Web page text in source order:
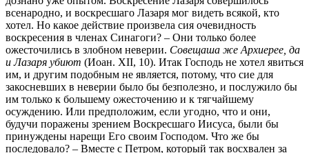
всенародно, и воскресшаго Лазаря мог видеть всякой, кто
хотел. Но какое действие произвела сия очевидность
воскресения в членах Синагоги? – Они только более
ожесточились в злобном неверии. Совещаша же Архиерее, да
и Лазаря убиют (Иоан. XII, 10). Итак Господь не хотел явиться
им, и другим подобным не является, потому, что сие для
закосневших в неверии было бы безполезно, и послужило бы
им только к большему ожесточению и к тягчайшему
осуждению. Или предположим, если угодно, что и они,
будучи поражены зрением Воскресшаго Иисуса, были бы
принуждены нарещи Его своим Господом. Что же бы
последовало? – Вместе с Петром, который так восхвален за